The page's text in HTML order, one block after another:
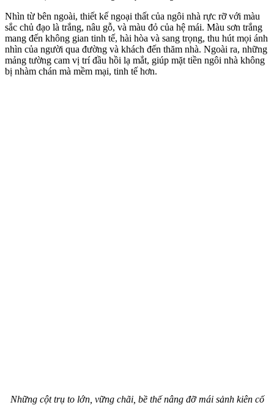
Nhìn từ bên ngoài, thiết kế ngoại thất của ngôi nhà rực rỡ với màu
sắc chủ đạo là trắng, nâu gỗ, và màu đỏ của hệ mái. Màu sơn trắng
mang đến không gian tinh tế, hài hòa và sang trọng, thu hút mọi ánh
nhìn của người qua đường và khách đến thăm nhà. Ngoài ra, những
mảng tường cam vị trí đầu hồi lạ mắt, giúp mặt tiền ngôi nhà không
bị nhàm chán mà mềm mại, tinh tế hơn.
Những cột trụ to lớn, vững chãi, bề thế nâng đỡ mái sảnh kiên cố